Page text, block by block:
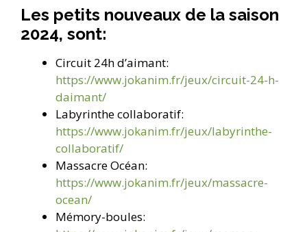
Les petits nouveaux de la saison
2024, sont:
Circuit 24h d’aimant:
https://www.jokanim.fr/jeux/circuit-24-h-
daimant/
Labyrinthe collaboratif:
https://www.jokanim.fr/jeux/labyrinthe-
collaboratif/
Massacre Océan:
https://www.jokanim.fr/jeux/massacre-
ocean/
Mémory-boules: